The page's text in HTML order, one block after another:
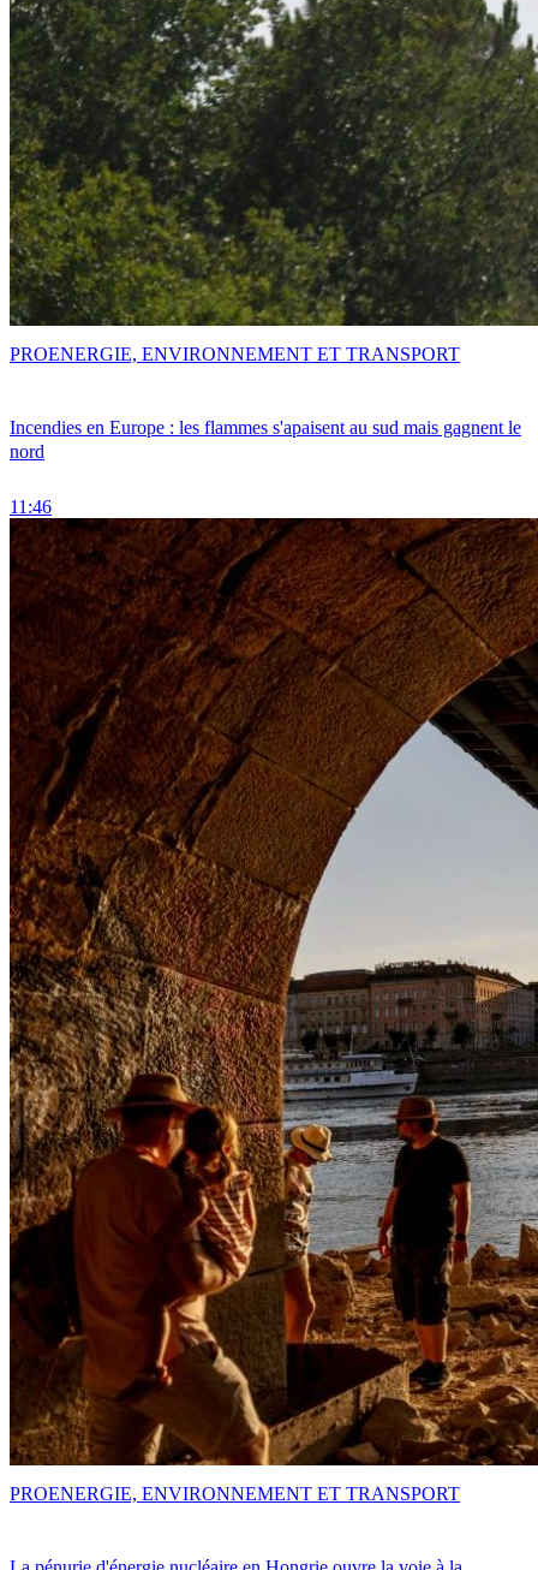
Incendies en Europe : les flammes s'apaisent au sud mais gagnent le
nord
11:46
PROENERGIE, ENVIRONNEMENT ET TRANSPORT
PROENERGIE, ENVIRONNEMENT ET TRANSPORT